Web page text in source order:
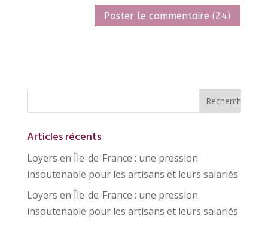
Articles récents
Loyers en Île-de-France : une pression
insoutenable pour les artisans et leurs salariés
Loyers en Île-de-France : une pression
insoutenable pour les artisans et leurs salariés